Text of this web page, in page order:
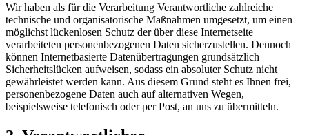
Wir haben als für die Verarbeitung Verantwortliche zahlreiche
technische und organisatorische Maßnahmen umgesetzt, um einen
möglichst lückenlosen Schutz der über diese Internetseite
verarbeiteten personenbezogenen Daten sicherzustellen. Dennoch
können Internetbasierte Datenübertragungen grundsätzlich
Sicherheitslücken aufweisen, sodass ein absoluter Schutz nicht
gewährleistet werden kann. Aus diesem Grund steht es Ihnen frei,
personenbezogene Daten auch auf alternativen Wegen,
beispielsweise telefonisch oder per Post, an uns zu übermitteln.